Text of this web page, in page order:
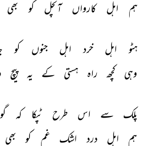
ہم
اہل کارواں آنچل کو بھی
ہٹو اہل خرد اہل جنوں کو
وہی
کچھ راہ ہستی کے یہ پیچ
پلک سے اس طرح ٹپکا کہ
ہم
اہل درد اشک غم کو بھی